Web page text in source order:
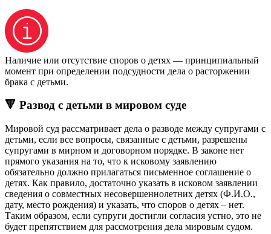
Наличие или отсутствие споров о детях — принципиальный
момент при определении подсудности дела о расторжении
брака с детьми.
🔻 Развод с детьми в мировом суде
Мировой суд рассматривает дела о разводе между супругами с
детьми, если все вопросы, связанные с детьми, разрешены
супругами в мирном и договорном порядке. В законе нет
прямого указания на то, что к исковому заявлению
обязательно должно прилагаться письменное соглашение о
детях. Как правило, достаточно указать в исковом заявлении
сведения о совместных несовершеннолетних детях (Ф.И.О.,
дату, место рождения) и указать, что споров о детях – нет.
Таким образом, если супруги достигли согласия устно, это не
будет препятствием для рассмотрения дела мировым судом.